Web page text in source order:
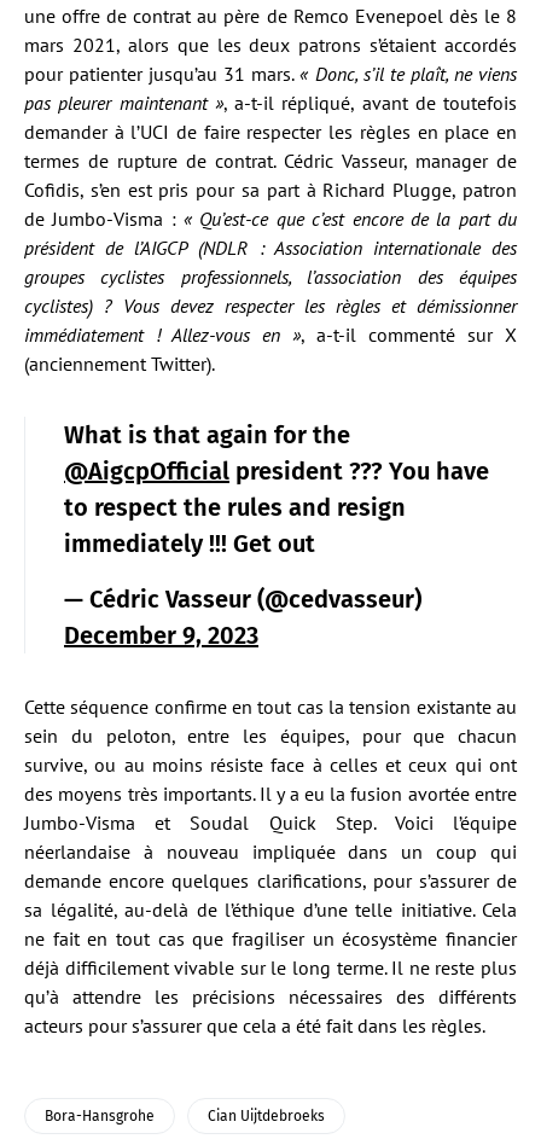
une offre de contrat au père de Remco Evenepoel dès le 8
mars 2021, alors que les deux patrons s’étaient accordés
pour patienter jusqu’au 31 mars.« Donc, s’il te plaît, ne viens
pas pleurer maintenant », a-t-il répliqué, avant de toutefois
demander à l’UCI de faire respecter les règles en place en
termes de rupture de contrat. Cédric Vasseur, manager de
Cofidis, s’en est pris pour sa part à Richard Plugge, patron
de Jumbo-Visma :« Qu’est-ce que c’est encore de la part du
président de l’AIGCP (NDLR : Association internationale des
groupes cyclistes professionnels, l’association des équipes
cyclistes) ? Vous devez respecter les règles et démissionner
immédiatement ! Allez-vous en », a-t-il commenté sur X
(anciennement Twitter).
What is that again for the
@AigcpOfficial president ??? You have
to respect the rules and resign
immediately !!! Get out
— Cédric Vasseur (@cedvasseur)
December 9, 2023
Cette séquence confirme en tout cas la tension existante au
sein du peloton, entre les équipes, pour que chacun
survive, ou au moins résiste face à celles et ceux qui ont
des moyens très importants. Il y a eu la fusion avortée entre
Jumbo-Visma et Soudal Quick Step. Voici l’équipe
néerlandaise à nouveau impliquée dans un coup qui
demande encore quelques clarifications, pour s’assurer de
sa légalité, au-delà de l’éthique d’une telle initiative. Cela
ne fait en tout cas que fragiliser un écosystème financier
déjà difficilement vivable sur le long terme. Il ne reste plus
qu’à attendre les précisions nécessaires des différents
acteurs pour s’assurer que cela a été fait dans les règles.
Bora-Hansgrohe Cian Uijtdebroeks